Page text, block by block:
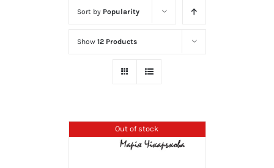
Sort by Popularity
Show 12 Products
Out of stock